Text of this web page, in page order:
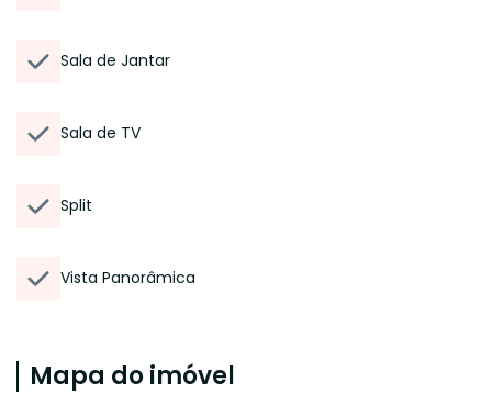
Sala de Jantar
Sala de TV
Split
Vista Panorâmica
Mapa do imóvel